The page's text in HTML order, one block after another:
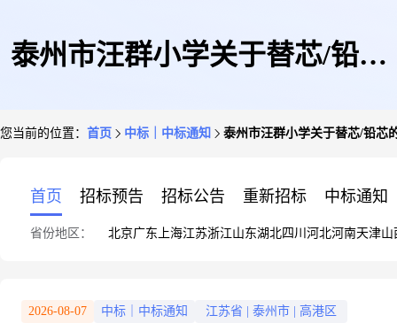
泰州市汪群小学关于替芯/铅芯
您当前的位置： 首页 中标｜中标通知 泰州市汪群小学关于替芯/铅芯
首页 招标预告 招标公告 重新招标 中标通知
省份地区： 北京广东 上海江苏浙江山东湖北四川 河北河南天津山
2026-08-07 中标｜中标通知 江苏省 泰州市 高港区